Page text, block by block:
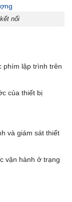
nối
phím lập trình trên
của thiết bị
và giám sát thiết
vận hành ở trạng